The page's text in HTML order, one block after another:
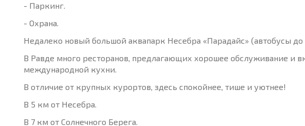
- Паркинг.
- Охрана.
Недалеко новый большой аквапарк Несебра «Парадайс» (автобусы до
В Равде много ресторанов, предлагающих хорошее обслуживание и
международной кухни.
В отличие от крупных курортов, здесь спокойнее, тише и уютнее!
В 5 км от Несебра.
В 7 км от Солнечного Берега.